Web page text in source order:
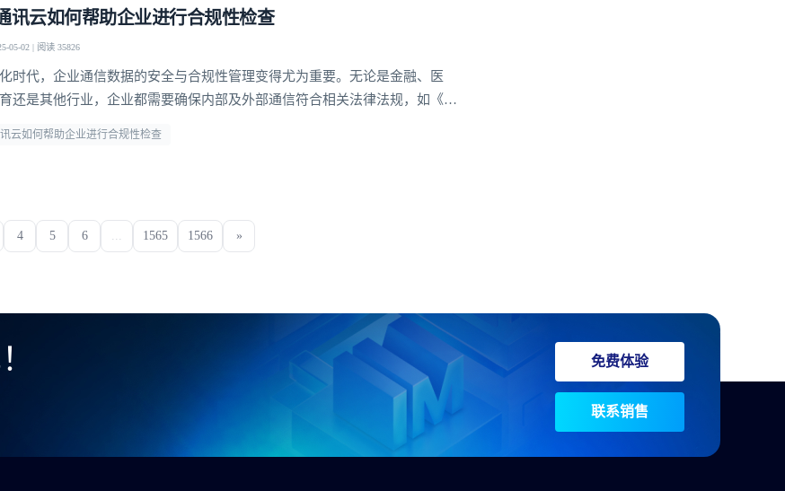
讯云如何帮助企业进行合规性检查
05-02 | 阅读 35826
时代，企业通信数据的安全与合规性管理变得尤为重要。无论是金融、医
还是其他行业，企业都需要确保内部及外部通信符合相关法律法规，如《个
云如何帮助企业进行合规性检查
4 5 6 ... 1565 1566 »
免费体验
联系销售